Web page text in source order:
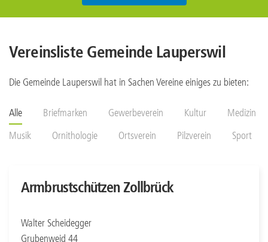
Vereinsliste Gemeinde Lauperswil
Die Gemeinde Lauperswil hat in Sachen Vereine einiges zu bieten:
Alle Briefmarken Gewerbeverein Kultur
Medizin
Musik
Ornithologie Ortsverein Pilzverein Sport
Armbrustschützen Zollbrück
Walter Scheidegger
Grubenweid 44